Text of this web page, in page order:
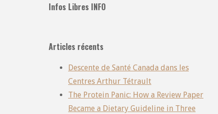
Infos Libres INFO
Articles récents
Descente de Santé Canada dans les
Centres Arthur Tétrault
The Protein Panic: How a Review Paper
Became a Dietary Guideline in Three